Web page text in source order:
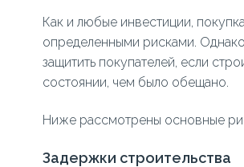
Как и любые инвестиции,
определенными рисками.
защитить покупателей, если
состоянии, чем было обещано.
Ниже рассмотрены основные
Задержки строительства